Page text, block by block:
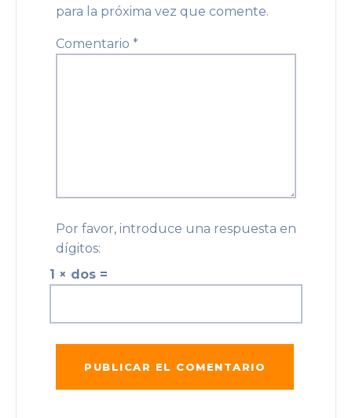
para la próxima vez que comente.
Comentario *
Por favor, introduce una respuesta en
dígitos:
1 × dos =